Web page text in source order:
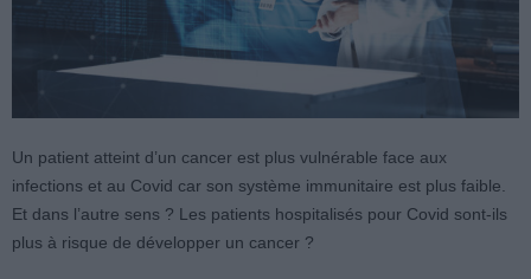
Un patient atteint d’un cancer est plus vulnérable face aux
infections et au Covid car son système immunitaire est plus faible.
Et dans l’autre sens ? Les patients hospitalisés pour Covid sont-ils
plus à risque de développer un cancer ?